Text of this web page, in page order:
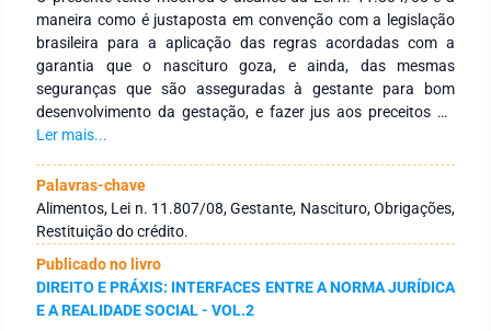
maneira como é justaposta em convenção com a legislação
brasileira para a aplicação das regras acordadas com a
garantia que o nascituro goza, e ainda, das mesmas
seguranças que são asseguradas à gestante para bom
desenvolvimento da gestação, e fazer jus aos preceitos da
acenada lei. O instituto jurídico sancionado no ano de 2008
alimentares relacionadas ao nascituro, já que esses
comprometimentos se estendiam aos que tinham grau de
parentesco comprovado, cabendo a obrigação àquele que
fora apontado como genitor, que terá direito, em caso de
negativa de paternidade, em casos específicos, requerer a
devolução do crédito em face da legítima figura paterna, já
que exerceu uma obrigação que não lhe era devida.
Ler mais...
Palavras-chave
Alimentos, Lei n. 11.807/08, Gestante, Nascituro, Obrigações,
Restituição do crédito.
Publicado no livro
DIREITO E PRÁXIS: INTERFACES ENTRE A NORMA JURÍDICA
E A REALIDADE SOCIAL - VOL.2